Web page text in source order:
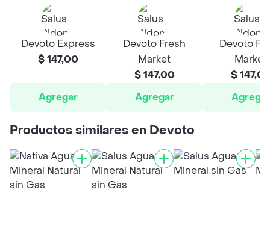
Devoto Express
$ 147,00
Agregar
Devoto Fresh
Market
$ 147,00
Agregar
Devoto
Market
$
Agregar
Productos similares en Devoto